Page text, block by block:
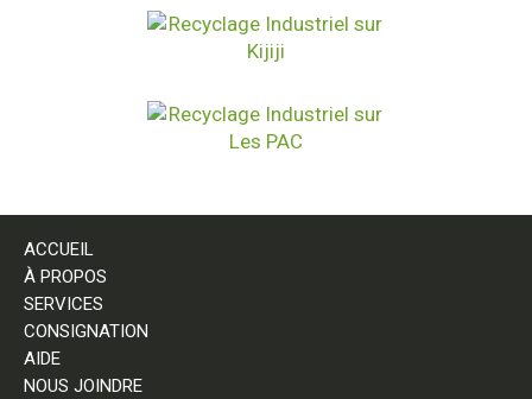
ACCUEIL
À PROPOS
SERVICES
CONSIGNATION
AIDE
NOUS JOINDRE